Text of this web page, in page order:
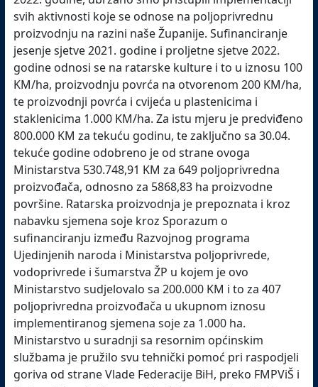
svih aktivnosti koje se odnose na poljoprivrednu
proizvodnju na razini naše Županije.Sufinanciranje
jesenje sjetve 2021. godine i proljetne sjetve 2022.
godine odnosi se na ratarske kulture i to u iznosu 100
KM/ha, proizvodnju povrća na otvorenom 200 KM/ha,
te proizvodnji povrća i cvijeća u plastenicima i
staklenicima 1.000 KM/ha. Za istu mjeru je predviđeno
800.000 KM za tekuću godinu, te zaključno sa 30.04.
tekuće godine odobreno je od strane ovoga
Ministarstva 530.748,91 KM za 649 poljoprivredna
proizvođača, odnosno za 5868,83 ha proizvodne
površine. Ratarska proizvodnja je prepoznata i kroz
nabavku sjemena soje kroz Sporazum o
sufinanciranju između Razvojnog programa
Ujedinjenih naroda i Ministarstva poljoprivrede,
vodoprivrede i šumarstva ŽP u kojem je ovo
Ministarstvo sudjelovalo sa 200.000 KM i to za 407
poljoprivredna proizvođača u ukupnom iznosu
implementiranog sjemena soje za 1.000 ha.
Ministarstvo u suradnji sa resornim općinskim
službama je pružilo svu tehnički pomoć pri raspodjeli
goriva od strane Vlade Federacije BiH, preko FMPViŠ i